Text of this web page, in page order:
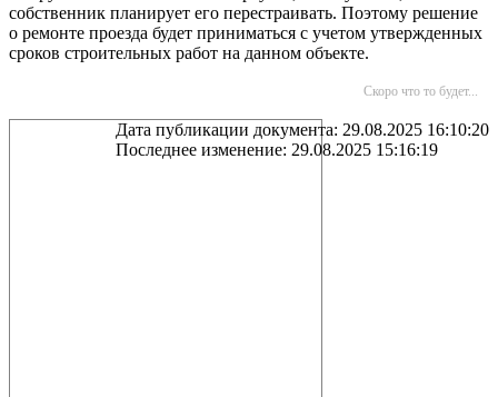
собственник планирует его перестраивать. Поэтому решение
о ремонте проезда будет приниматься с учетом утвержденных
сроков строительных работ на данном объекте.
Скоро что то будет...
Дата публикации документа: 29.08.2025 16:10:20
Последнее изменение: 29.08.2025 15:16:19